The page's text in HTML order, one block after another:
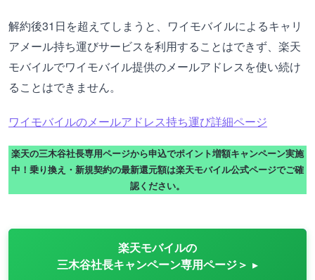
解約後31日を超えてしまうと、ワイモバイルによるキャリ
アメール持ち運びサービスを利用することはできず、楽天
モバイルでワイモバイル提供のメールアドレスを使い続け
ることはできません。
ワイモバイルのメールアドレス持ち運び詳細ページ
楽天の三木谷社長専用ページから申込でポイント増額キャンペーン実施
中！乗り換え・新規契約の最新還元額は楽天モバイル公式ページでご確
認ください。
楽天モバイルの
三木谷社長キャンペーン専用ページ＞